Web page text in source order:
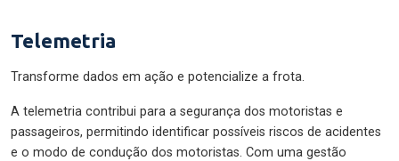
Telemetria
Transforme dados em ação e potencialize a frota.
A telemetria contribui para a segurança dos motoristas e
passageiros, permitindo identificar possíveis riscos de acidentes
e o modo de condução dos motoristas. Com uma gestão